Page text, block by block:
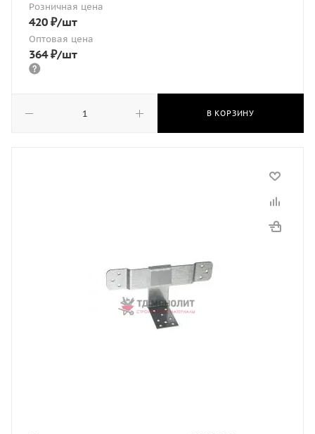
Розничная цена
420 ₽/шт
Оптовая цена
364₽/шт
В КОРЗИНУ